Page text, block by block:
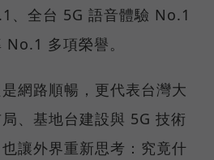
、全台 5G 語音體驗 No.1
多項榮譽。
網路順暢，更代表台灣大
、基地台建設與 5G 技術
讓外界重新思考：究竟什